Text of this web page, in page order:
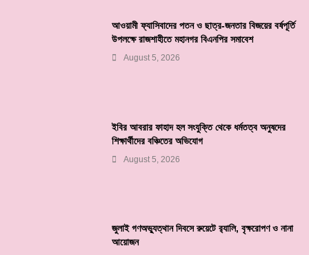
আওয়ামী ফ্যাসিবাদের পতন ও ছাত্র-জনতার বিজয়ের বর্ষপূর্তি
উপলক্ষে রাজশাহীতে মহানগর বিএনপির সমাবেশ
August 5, 2026
ইবির আবরার ফাহাদ হল সংযুক্তি থেকে ধর্মতত্ব অনুষদের
শিক্ষার্থীদের বঞ্চিতের অভিযোগ
August 5, 2026
জুলাই গণঅভ্যুত্থান দিবসে রুয়েটে র‌্যালি, বৃক্ষরোপণ ও নানা
আয়োজন